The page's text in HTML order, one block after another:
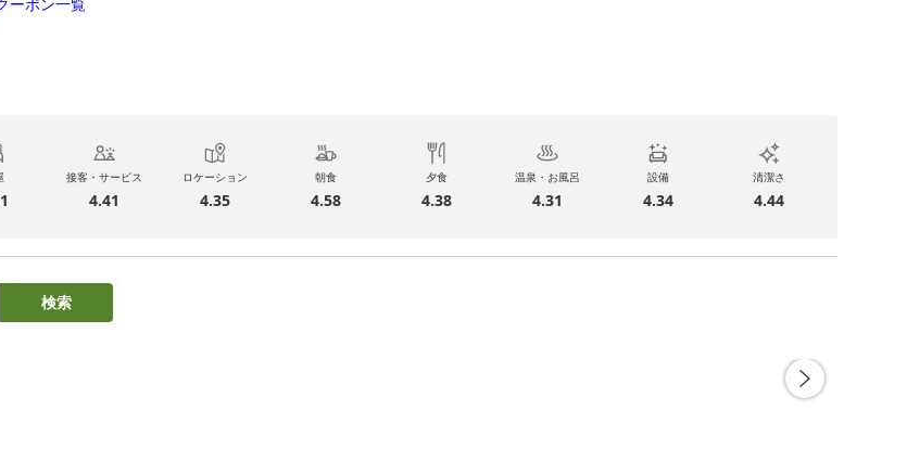
接客・サービス
4.41
ロケーション
4.35
朝食
4.58
夕食
4.38
温泉・お風呂
4.31
設備
4.34
清潔さ
4.44
検索